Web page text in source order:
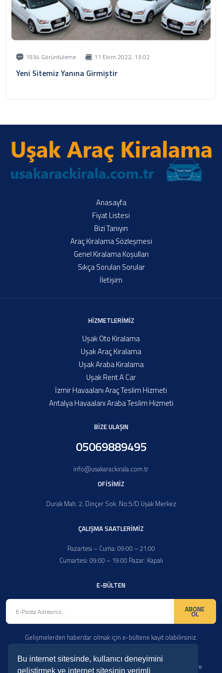
Bu internet sitesinde, kullanıcı deneyimini
geliştirmek ve internet sitesinin verimli
1934 Görüntüleme 11 Ekim 2022, 13:02
Yeni Sitemiz Yanına Girmiştir
Anasayfa
Fiyat Listesi
Bizi Tanıyın
Araç Kiralama Sözleşmesi
Genel Kiralama Koşulları
Sıkça Sorulan Sorular
İletişim
HIZMETLERIMIZ
Uşak Oto Kiralama
Uşak Araç Kiralama
Uşak Araba Kiralama
Uşak Rent A Car
İzmir Havaalanı Araç Teslim Hizmeti
Antalya Havaalanı Araba Teslim Hizmeti
BİZE ULAŞIN
05069889495
info@usakarackirala.com.tr
OFİSİMİZ
Durak Mah. 2. Dinçer Sok. No:5/D Uşak Merkez
ÇALIŞMA SAATLERİMİZ
Pazartesi – Cuma: 09:00 – 21:00
Cumartesi: 09:00 – 19:00 Pazar: Kapalı
E-BÜLTEN
ABONE
OL
Gelişmelerden haberdar olmak için e-bültene kayıt olabilirsiniz.
Copyright © 2026. Her Hakkı Saklıdır. kopyalanması, çoğaltılması ve